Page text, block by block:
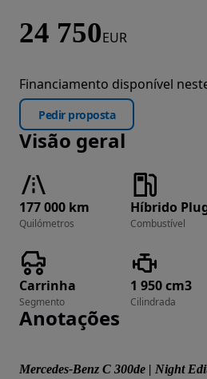
24 750EUR
Financiamento disponível
Pedir proposta
Visão geral
177 000 km
Quilómetros
Híbrido
Combustível
Carrinha
Segmento
1 950 cm3
Cilindrada
Anotações
Mercedes-Benz C 300de | Night